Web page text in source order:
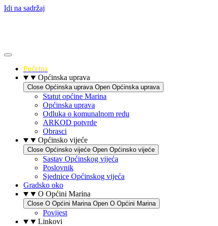
Idi na sadržaj
Početna
Općinska uprava
Close Općinska uprava Open Općinska uprava
Statut općine Marina
Općinska uprava
Odluka o komunalnom redu
ARKOD potvrde
Obrasci
Općinsko vijeće
Close Općinsko vijeće Open Općinsko vijeće
Sastav Općinskog vijeća
Poslovnik
Sjednice Općinskog vijeća
Gradsko oko
O Općini Marina
Close O Općini Marina Open O Općini Marina
Povijest
Linkovi